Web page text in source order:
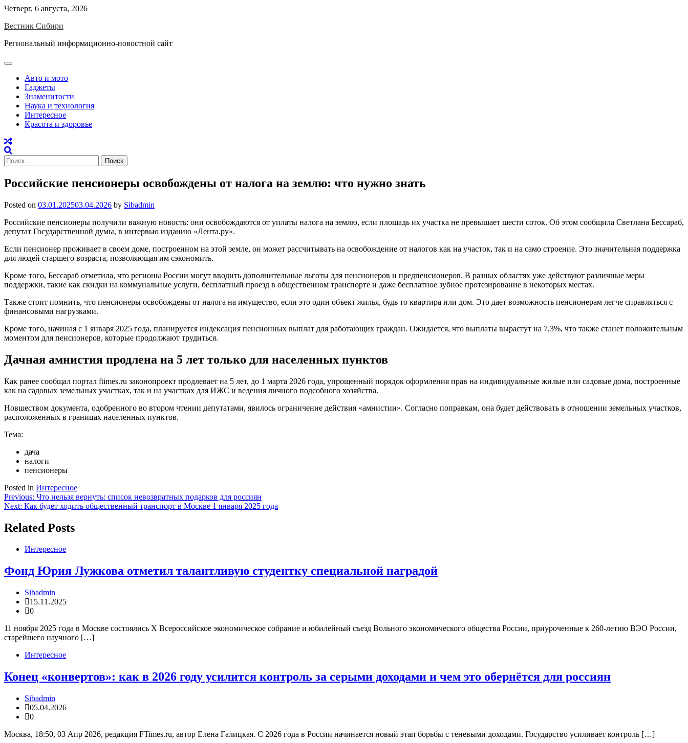
Skip
content
Четверг, 6 августа, 2026
Вестник Сибири
Региональный информационно-новостной сайт
Авто и мото
Гаджеты
Знаменитости
Наука и технология
Интересное
Красота и здоровье
Найти:
Российские пенсионеры освобождены от налога на землю: что нужно знать
Posted on 03.01.202503.04.2026 by Sibadmin
Российские пенсионеры получили важную новость: они освобождаются от уплаты налога на землю, если площадь их участка не превышает шести соток. Об этом сообщила Светлана Бессараб,
депутат Государственной думы, в интервью изданию «Лента.ру».
Если пенсионер проживает в своем доме, построенном на этой земле, он может рассчитывать на освобождение от налогов как на участок, так и на само строение. Это значительная поддержка
для людей старшего возраста, позволяющая им сэкономить.
Кроме того, Бессараб отметила, что регионы России могут вводить дополнительные льготы для пенсионеров и предпенсионеров. В разных областях уже действуют различные меры
поддержки, такие как скидки на коммунальные услуги, бесплатный проезд в общественном транспорте и даже бесплатное зубное протезирование в некоторых местах.
Также стоит помнить, что пенсионеры освобождены от налога на имущество, если это один объект жилья, будь то квартира или дом. Это дает возможность пенсионерам легче справляться с
финансовыми нагрузками.
Кроме того, начиная с 1 января 2025 года, планируется индексация пенсионных выплат для работающих граждан. Ожидается, что выплаты вырастут на 7,3%, что также станет положительным
моментом для пенсионеров, которые продолжают трудиться.
Дачная амнистия продлена на 5 лет только для населенных пунктов
Как ранее сообщал портал ftimes.ru законопроект продлевает на 5 лет, до 1 марта 2026 года, упрощенный порядок оформления прав на индивидуальные жилые или садовые дома, построенные
как на садовых земельных участках, так и на участках для ИЖС и ведения личного подсобного хозяйства.
Новшеством документа, одобренного во втором чтении депутатами, явилось ограничение действия «амнистии». Согласно поправкам, она будет действовать в отношении земельных участков,
расположенных в границах населенных пунктов.
Тема:
дача
налоги
пенсионеры
Posted in Интересное
Навигация
по
записям
Previous: Что нельзя вернуть: список невозвратных подарков для россиян
Next: Как будет ходить общественный транспорт в Москве 1 января 2025 года
Related Posts
Интересное
Фонд Юрия Лужкова отметил талантливую студентку специальной наградой
Sibadmin
15.11.2025
0
11 ноября 2025 года в Москве состоялись X Всероссийское экономическое собрание и юбилейный съезд Вольного экономического общества России, приуроченные к 260-летию ВЭО России,
старейшего научного […]
Интересное
Конец «конвертов»: как в 2026 году усилится контроль за серыми доходами и чем это обернётся для россиян
Sibadmin
05.04.2026
0
Москва, 18:50, 03 Апр 2026, редакция FTimes.ru, автор Елена Галицкая. С 2026 года в России начинается новый этап борьбы с теневыми доходами. Государство усиливает контроль […]